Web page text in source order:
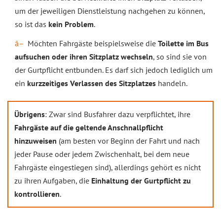
um der jeweiligen Dienstleistung nachgehen zu können,
so ist das kein Problem.
Möchten Fahrgäste beispielsweise die Toilette im Bus
aufsuchen oder ihren Sitzplatz wechseln, so sind sie von
der Gurtpflicht entbunden. Es darf sich jedoch lediglich um
ein kurzzeitiges Verlassen des Sitzplatzes handeln.
Übrigens: Zwar sind Busfahrer dazu verpflichtet, ihre
Fahrgäste auf die geltende Anschnallpflicht
hinzuweisen (am besten vor Beginn der Fahrt und nach
jeder Pause oder jedem Zwischenhalt, bei dem neue
Fahrgäste eingestiegen sind), allerdings gehört es nicht
zu ihren Aufgaben, die Einhaltung der Gurtpflicht zu
kontrollieren.